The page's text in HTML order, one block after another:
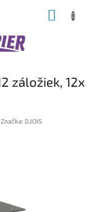
záložiek, 12x
Značka: DJOIS